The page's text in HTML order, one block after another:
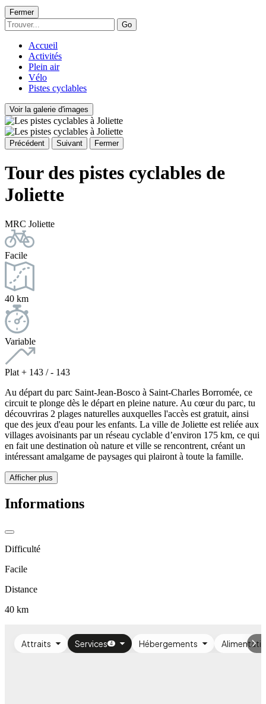
Fermer
Go
Accueil
Activités
Plein air
Vélo
Pistes cyclables
Voir la galerie d'images
Précédent Suivant Fermer
Tour des pistes cyclables de
Joliette
MRC Joliette
Facile
40 km
Variable
Plat + 143 / - 143
Au départ du parc Saint-Jean-Bosco à Saint-Charles Borromée, ce
circuit te plonge dès le départ en pleine nature. Au cœur du parc, tu
découvriras 2 plages naturelles auxquelles l'accès est gratuit, ainsi
que des jeux d'eau pour les enfants. La ville de Joliette est reliée aux
villages avoisinants par un réseau cyclable d’environ 175 km, ce qui
en fait une destination où nature et ville se rencontrent, créant un
intéressant amalgame de paysages qui plairont à toute la famille.
Afficher plus
Informations
Difficulté
Facile
Distance
40 km